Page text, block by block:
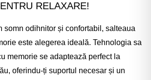
RELAXARE!
somn odihnitor și confortabil, salteaua
este alegerea ideală. Tehnologia sa
memorie se adaptează perfect la
oferindu-ți suportul necesar și un